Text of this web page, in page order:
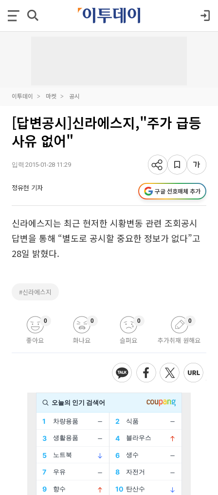
이투데이 마켓 공시
[답변공시]신라에스지,"주가 급등
사유 없어"
입력 2015-01-28 11:29
정유현 기자 구글 선호매체 추가
신라에스지는 최근 현저한 시황변동 관련 조회공시
답변을 통해 “별도로 공시할 중요한 정보가 없다”고
28일 밝혔다.
#신라에스지
좋아요
0
화나요
0
슬퍼요
0
추가취재 원해요
0